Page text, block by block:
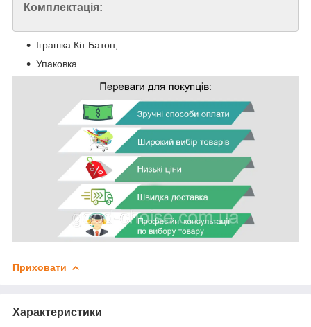
Комплектація:
Іграшка Кіт Батон;
Упаковка.
Приховати
Характеристики